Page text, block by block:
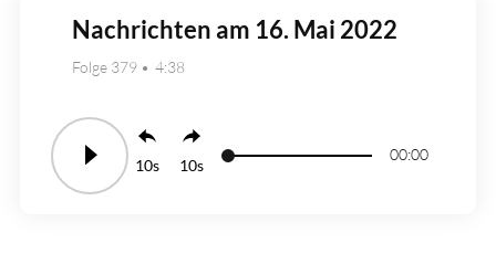
Nachrichten am 16. Mai 2022
Folge 379 4:38
10 10
00:00